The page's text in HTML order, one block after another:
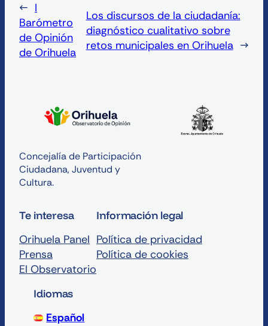
← I
Barómetro
de Opinión
de Orihuela
Los discursos de la ciudadanía:
diagnóstico cualitativo sobre
retos municipales en Orihuela →
Contenido de pie de página
Concejalía de Participación
Ciudadana, Juventud y
Cultura.
Te interesa
Orihuela Panel
Prensa
El Observatorio
Información legal
Política de privacidad
Política de cookies
Idiomas
Español